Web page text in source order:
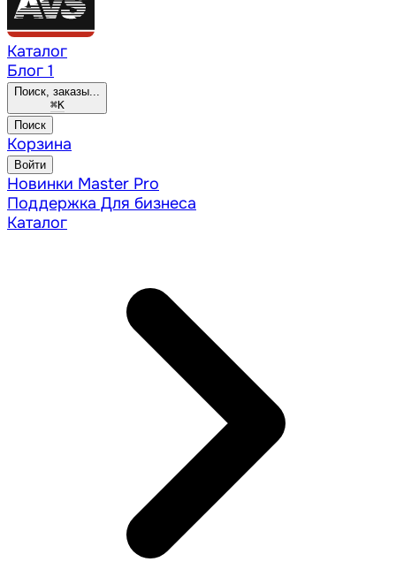
Каталог
Блог 1
Поиск, заказы...
⌘K
Поиск
Корзина
Войти
Новинки Master Pro
Поддержка Для бизнеса
Каталог